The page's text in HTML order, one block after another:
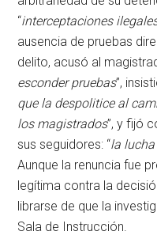
“interceptaciones
ausencia de pruebas
delito, acusó al
esconder pruebas”,
que la despolitice al
los magistrados”, y fijó
sus seguidores: “la
Aunque la renuncia fue
legítima contra la
librarse de que la
Sala de Instrucción.